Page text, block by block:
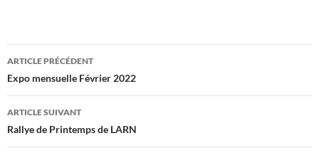
Navigation
des
articles
ARTICLE PRÉCÉDENT
Expo mensuelle Février 2022
ARTICLE SUIVANT
Rallye de Printemps de LARN